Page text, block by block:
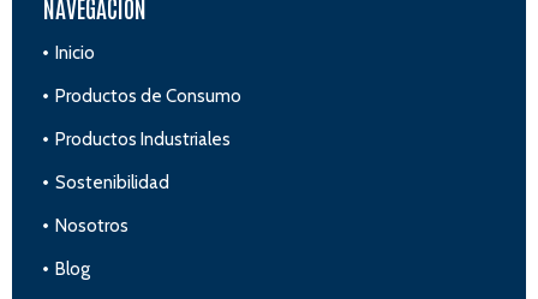
NAVEGACIÓN
Inicio
Productos de Consumo
Productos Industriales
Sostenibilidad
Nosotros
Blog